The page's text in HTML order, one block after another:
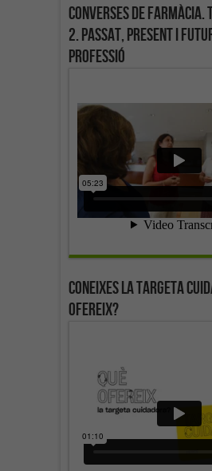
Converses de farmàcia.
2. Passat, present i
professió
Coneixes la targeta
ofereix?